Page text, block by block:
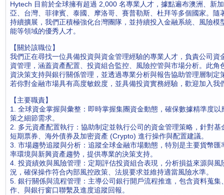
Hytech 目前於全球擁有超過 2,000 名專業人才，據點遍布澳洲、新
亞、台灣、菲律賓、泰國、摩洛哥、賽普勒斯、杜拜等多個國家。隨
持續擴展，我們正積極強化台灣團隊，並持續投入金融系統、風險模
能等領域的優秀人才。
【關於該職位】
我們正在尋找一位具備投資與資金管理經驗的專業人才，負責公司資
資管理，涵蓋資產配置、投資組合監控、風險控管與市場分析。此角
資決策支持與銀行關係管理，並透過專業分析與報告協助管理層制定
若你對金融市場具有高度敏銳度，並具備投資實務經驗，歡迎加入我
【主要職責】
1. 全球資金掌握與彙整：即時掌握集團資金動態，確保數據精準度以
策之細節需求。
2. 多元資產配置執行：協助制定並執行公司的資金管理策略，針對基
短期票券、海外債券及加密資產 (Crypto) 進行操作與配置建議。
3. 市場趨勢追蹤與分析：追蹤全球金融市場動態，特別是主要貨幣匯
率環境與新興資產趨勢，提供專業的決策支持。
4. 投資績效與風險管理：定期評估投資組合表現，分析損益來源與風
況，確保操作符合內部風控政策、法規要求並維持適當風險水準。
5. 銀行關係與流程管理：主導公司銀行開戶流程推進，包含資料蒐集
作、與銀行窗口聯繫及進度追蹤回報。